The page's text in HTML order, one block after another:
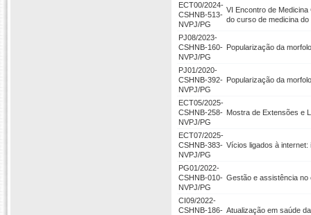
ECT00/2024-
CSHNB-513-
NVPJ/PG
VI Encontro de
do curso de medicina do
PJ08/2023-
CSHNB-160-
NVPJ/PG
Popularização da
PJ01/2020-
CSHNB-392-
NVPJ/PG
Popularização da
ECT05/2025-
CSHNB-258-
NVPJ/PG
Mostra de Extensões e
ECT07/2025-
CSHNB-383-
NVPJ/PG
Vícios ligados à
PG01/2022-
CSHNB-010-
NVPJ/PG
Gestão e assistência no
CI09/2022-
CSHNB-186- Atualização em saúde